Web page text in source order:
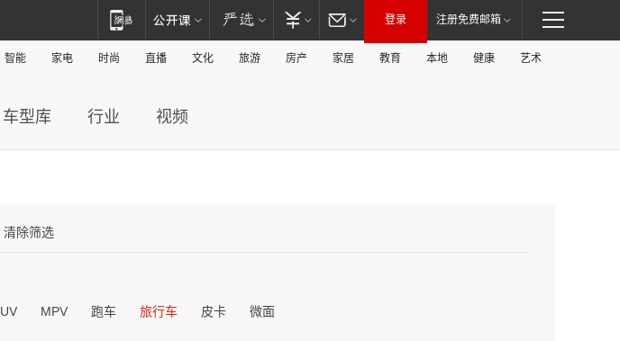
登录 注册免费邮箱
智能 家电 时尚 直播 文化 旅游 房产 家居 教育 本地 健康 艺术
车型库 行业 视频
清除筛选
MPV 跑车 旅行车 皮卡 微面